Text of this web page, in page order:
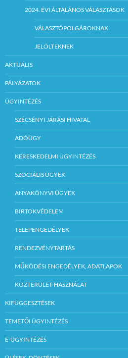
2024. ÉVI ÁLTALÁNOS VÁLASZTÁSOK
VÁLASZTÓPOLGÁROKNAK
JELÖLTEKNEK
AKTUÁLIS
PÁLYÁZATOK
ÜGYINTÉZÉS
SZÉCSÉNYI JÁRÁSI HIVATAL
ADÓÜGY
KERESKEDELMI ÜGYINTÉZÉS
SZOCIÁLIS ÜGYEK
ANYAKÖNYVI ÜGYEK
BIRTOKVÉDELEM
TELEPENGEDÉLYEK
RENDEZVÉNYTARTÁS
MŰKÖDÉSI ENGEDÉLYEK, ADATLAPOK
KÖZTERÜLET-HASZNÁLAT
KIFÜGGESZTÉSEK
TEMETŐI ÜGYINTÉZÉS
E-ÜGYINTÉZÉS